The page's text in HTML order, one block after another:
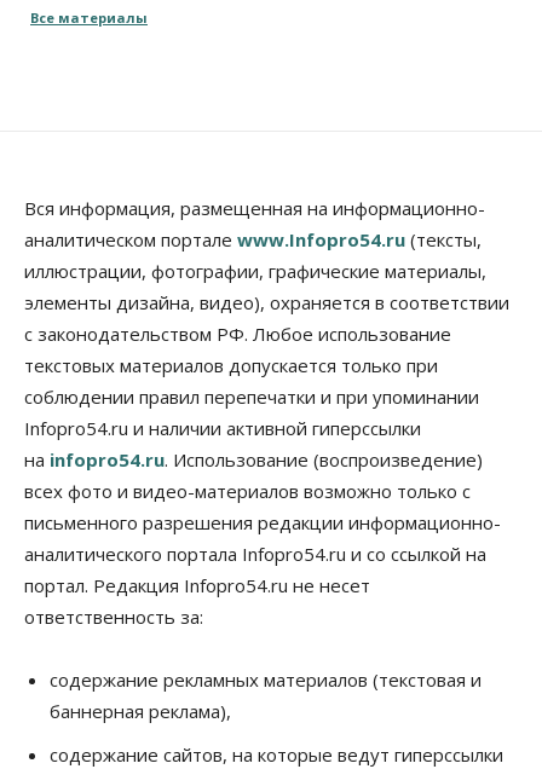
08 Августа 2026, 10:00
В Новосибирской области резко
сократился грузооборот в автоперевозках
07 Августа 2026, 19:00
Общество
В Новосибирске прошёл митинг
против нового закона о памятниках
07 Августа 2026, 18:00
Бизнес
В аэропорту Толмачёво завершены работы по
бетонированию рулежных дорожек
07 Августа 2026, 17:00
Недвижимость Общество
Новосибирцы стали реже оформлять
дома по упрощенной схеме
Роспотребнадзор изъял почти полторы тонны
мяса в Новосибирской области
07 Августа 2026, 15:00
Все материалы
Вся информация, размещенная на информационно-
аналитическом портале www.Infopro54.ru (тексты,
иллюстрации, фотографии, графические материалы,
элементы дизайна, видео), охраняется в соответствии
с законодательством РФ. Любое использование
текстовых материалов допускается только при
соблюдении правил перепечатки и при упоминании
Infopro54.ru и наличии активной гиперссылки
на infopro54.ru. Использование (воспроизведение)
всех фото и видео-материалов возможно только с
письменного разрешения редакции информационно-
аналитического портала Infopro54.ru и со ссылкой на
портал. Редакция Infopro54.ru не несет
ответственность за:
содержание рекламных материалов (текстовая и
баннерная реклама),
содержание сайтов, на которые ведут гиперссылки